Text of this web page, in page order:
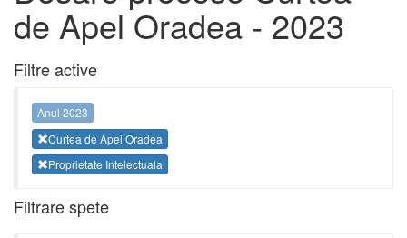
de Apel Oradea - 2023
Filtre active
Anul 2023
Curtea de Apel Oradea
Proprietate Intelectuala
Filtrare spete